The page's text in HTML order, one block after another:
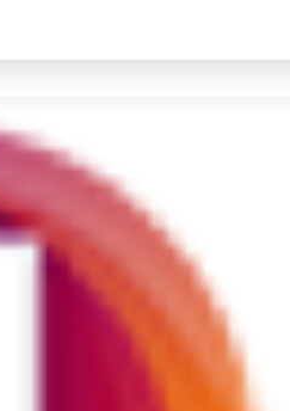
Terakhir yang dicari